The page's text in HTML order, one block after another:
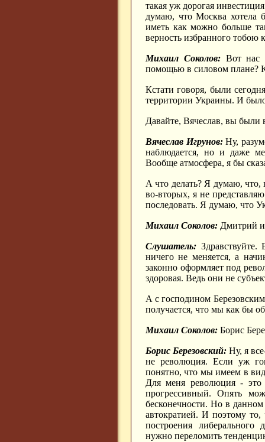
такая уж дорогая
думаю, что Москва хотела
иметь как можно больше
верность избранного тобою
Михаил Соколов:Вот нас
помощью в силовом плане?
Кстати говоря, были
территории Украины. И
Давайте, Вячеслав, вы были
Вячеслав Игрунов:Ну,
наблюдается, но и даже
Вообще атмосфера, я бы
А что делать? Я думаю, что,
во-вторых, я не
последовать. Я думаю, что
Михаил Соколов: Дмитрий
Слушатель:
ничего не меняется, а
законно оформляет под
здоровая. Ведь они не
А с господином Березовским
получается, что мы как бы
Михаил Соколов: Борис
Борис Березовский: Ну, я
не революция. Если уж
понятно, что мы имеем в
Для меня революция - это
прогрессивный. Опять
бесконечности. Но в
автократией. И поэтому
построения либерального
нужно переломить